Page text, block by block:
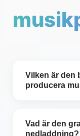
Vilken är den
producera
beror på dina
föredragna
Vad är den
nedladdning?